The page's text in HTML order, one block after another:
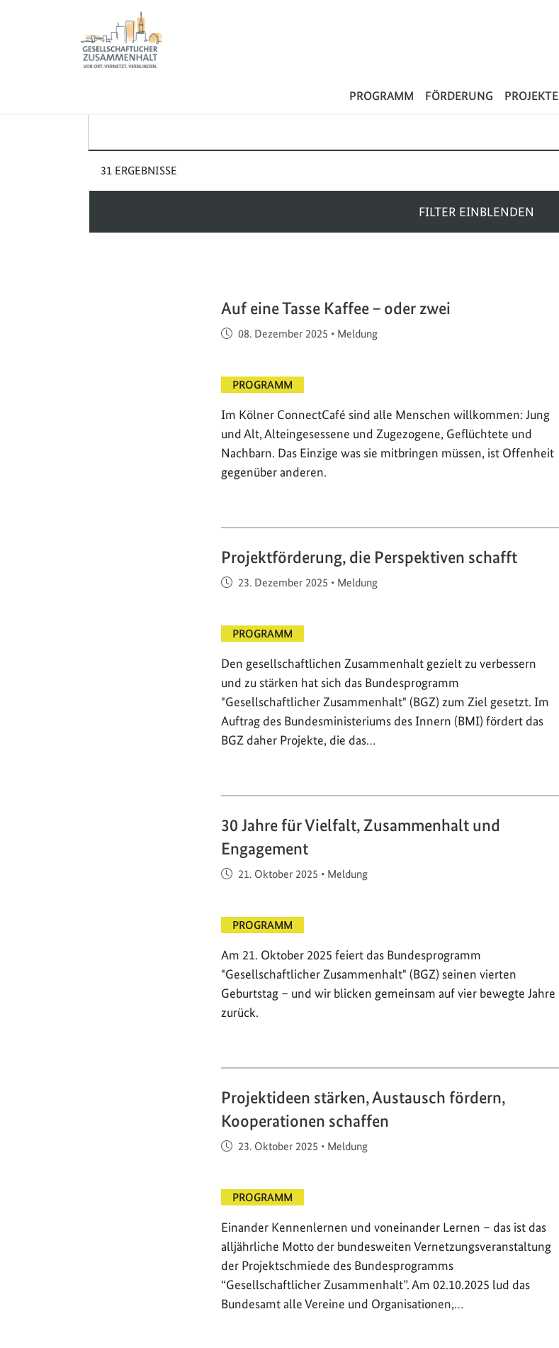
PROGRAMM FÖRDERUNG PROJEKTE
Sie sind hier:
Suchbegriff(e)
31 ERGEBNISSE
FILTER EINBLENDEN
Auf eine Tasse Kaffee – oder zwei
Veröffentlicht am
08. Dezember 2025 • Meldung
PROGRAMM
Im Kölner ConnectCafé sind alle Menschen willkommen: Jung
und Alt, Alteingesessene und Zugezogene, Geflüchtete und
Nachbarn. Das Einzige was sie mitbringen müssen, ist Offenheit
gegenüber anderen.
Projektförderung, die Perspektiven schafft
Veröffentlicht am
23. Dezember 2025 • Meldung
PROGRAMM
Den gesellschaftlichen Zusammenhalt gezielt zu verbessern
und zu stärken hat sich das Bundesprogramm
"Gesellschaftlicher Zusammenhalt" (BGZ) zum Ziel gesetzt. Im
Auftrag des Bundesministeriums des Innern (BMI) fördert das
BGZ daher Projekte, die das…
30 Jahre für Vielfalt, Zusammenhalt und
Engagement
Veröffentlicht am
21. Oktober 2025 • Meldung
PROGRAMM
Am 21. Oktober 2025 feiert das Bundesprogramm
"Gesellschaftlicher Zusammenhalt" (BGZ) seinen vierten
Geburtstag – und wir blicken gemeinsam auf vier bewegte Jahre
zurück.
Projektideen stärken, Austausch fördern,
Kooperationen schaffen
Veröffentlicht am
23. Oktober 2025 • Meldung
PROGRAMM
Einander Kennenlernen und voneinander Lernen – das ist das
alljährliche Motto der bundesweiten Vernetzungsveranstaltung
der Projektschmiede des Bundesprogramms
“Gesellschaftlicher Zusammenhalt”. Am 02.10.2025 lud das
Bundesamt alle Vereine und Organisationen,…